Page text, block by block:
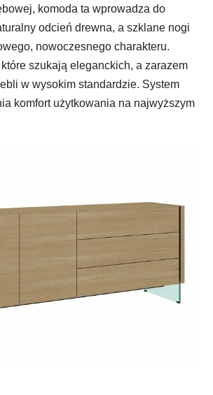
komoda ta wprowadza do
odcień drewna, a szklane nogi
nowoczesnego charakteru.
szukają eleganckich, a zarazem
w wysokim standardzie. System
komfort użytkowania na najwyższym